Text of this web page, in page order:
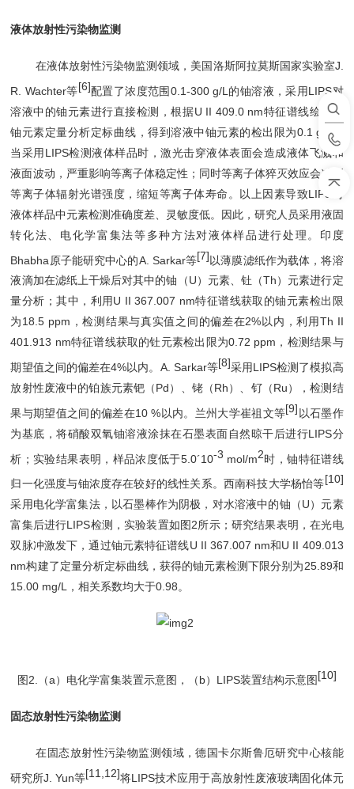
液体放射性污染物监测
在液体放射性污染物监测领域，美国洛斯阿拉莫斯国家实验室J.
R. Wachter等[6]配置了浓度范围0.1-300 g/L的铀溶液，采用LIPS对
溶液中的铀元素进行直接检测，根据U II 409.0 nm特征谱线绘制了
铀元素定量分析定标曲线，得到溶液中铀元素的检出限为0.1 g/L。
当采用LIPS检测液体样品时，激光击穿液体表面会造成液体飞溅和
液面波动，严重影响等离子体稳定性；同时等离子体猝灭效应会减弱
等离子体辐射光谱强度，缩短等离子体寿命。以上因素导致LIPS对
液体样品中元素检测准确度差、灵敏度低。因此，研究人员采用液固
转化法、电化学富集法等多种方法对液体样品进行处理。印度
Bhabha原子能研究中心的A. Sarkar等[7]以薄膜滤纸作为载体，将溶
液滴加在滤纸上干燥后对其中的铀（U）元素、钍（Th）元素进行定
量分析；其中，利用U II 367.007 nm特征谱线获取的铀元素检出限
为18.5 ppm，检测结果与真实值之间的偏差在2%以内，利用Th II
401.913 nm特征谱线获取的钍元素检出限为0.72 ppm，检测结果与
期望值之间的偏差在4%以内。A. Sarkar等[8]采用LIPS检测了模拟高
放射性废液中的铂族元素钯（Pd）、铑（Rh）、钌（Ru），检测结
果与期望值之间的偏差在10 %以内。兰州大学崔祖文等[9]以石墨作
为基底，将硝酸双氧铀溶液涂抹在石墨表面自然晾干后进行LIPS分
析；实验结果表明，样品浓度低于5.0´10-3 mol/m2时，铀特征谱线
归一化强度与铀浓度存在较好的线性关系。西南科技大学杨怡等[10]
采用电化学富集法，以石墨棒作为阴极，对水溶液中的铀（U）元素
富集后进行LIPS检测，实验装置如图2所示；研究结果表明，在光电
双脉冲激发下，通过铀元素特征谱线U II 367.007 nm和U II 409.013
nm构建了定量分析定标曲线，获得的铀元素检测下限分别为25.89和
15.00 mg/L，相关系数均大于0.98。
图2.（a）电化学富集装置示意图，（b）LIPS装置结构示意图[10]
固态放射性污染物监测
在固态放射性污染物监测领域，德国卡尔斯鲁厄研究中心核能
研究所J. Yun等[11,12]将LIPS技术应用于高放射性废液玻璃固化体元